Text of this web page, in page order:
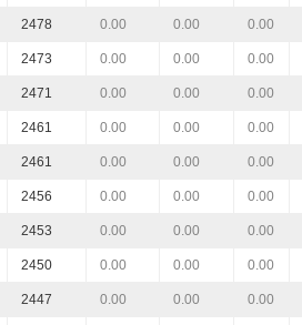
2478 0.00 0.00 0.00
2473 0.00 0.00 0.00
2471 0.00 0.00 0.00
2461 0.00 0.00 0.00
2461 0.00 0.00 0.00
2456 0.00 0.00 0.00
2453 0.00 0.00 0.00
2450 0.00 0.00 0.00
2447 0.00 0.00 0.00